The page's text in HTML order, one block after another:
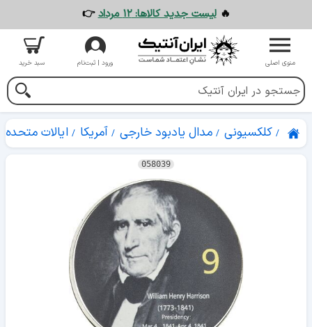
🔥لیست جدید کالاها: ۱۲ مرداد 👉
منوی اصلی ورود | ثبت‌نام سبد خرید
کلکسیونی مدال یادبود خارجی آمریکا ایالات متحده
058039